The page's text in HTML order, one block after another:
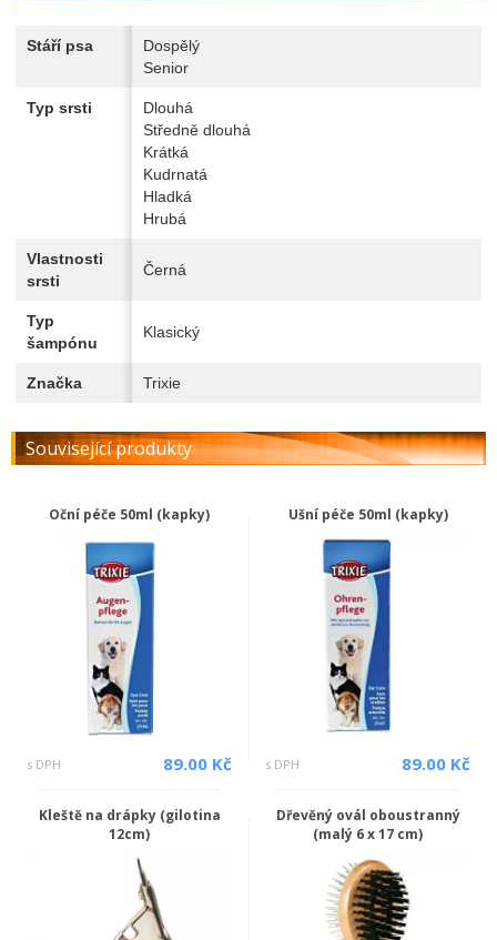
Stáří psa
Dospělý
Senior
Typ srsti
Dlouhá
Středně dlouhá
Krátká
Kudrnatá
Hladká
Hrubá
Vlastnosti
srsti
Černá
Typ
šampónu
Klasický
Značka Trixie
Související produkty
Oční péče 50ml (kapky)
s DPH 89.00 Kč
Ušní péče 50ml (kapky)
s DPH 89.00 Kč
Kleště na drápky (gilotina
12cm)
Dřevěný ovál oboustranný
(malý 6 x 17 cm)